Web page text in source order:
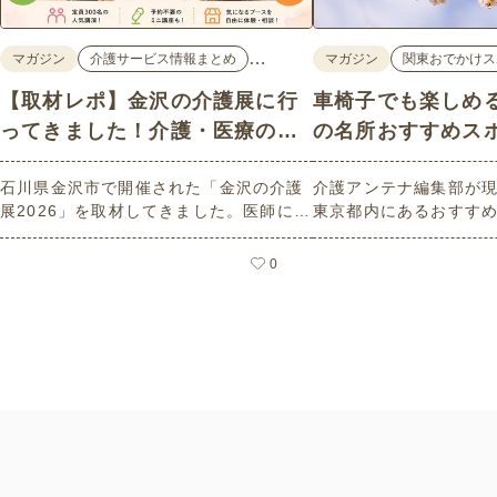
マガジン 介護サービス情報まとめ …
【取材レポ】金沢の介護展に行
ってきました！介護・医療の学
びと体験が詰まった1日。
石川県金沢市で開催された「金沢の介護
展2026」を取材してきました。医師によ
る人気講演から、気軽に参加できるミニ
講座、体験型の企業ブースまで、介護・
0
マガジン 関東おでかけ
車椅子でも楽しめ
の名所おすすめス
介護アンテナ編集部が
東京都内にあるおすす
選紹介します。見どこ